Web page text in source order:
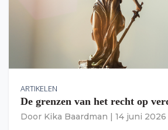
ARTIKELEN
De grenzen van het recht op
Door Kika Baardman 14 juni 2026